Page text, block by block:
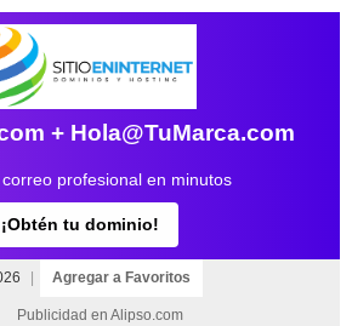
+ Hola@TuMarca.com
profesional en minutos
¡Obtén tu dominio!
Agregar a Favoritos
Publicidad en Alipso.com